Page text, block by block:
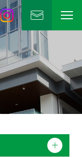
中村建設
公式Instagram